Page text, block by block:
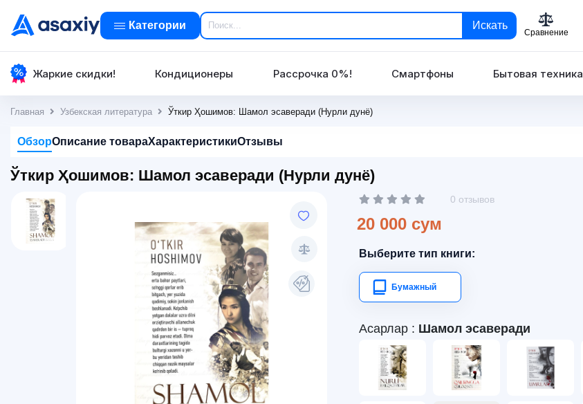
Категории Искать
Сравнение
Жаркие скидки! Кондиционеры Рассрочка 0%! Смартфоны Бытовая техника
Главная Узбекская литература Ўткир Ҳошимов: Шамол эсаверади (Нурли дунё)
ОбзорОписание товараХарактеристикиОтзывы
Ўткир Ҳошимов: Шамол эсаверади (Нурли дунё)
0 отзывов
20 000 сум
Выберите тип книги:
Бумажный
Асарлар : Шамол эсаверади